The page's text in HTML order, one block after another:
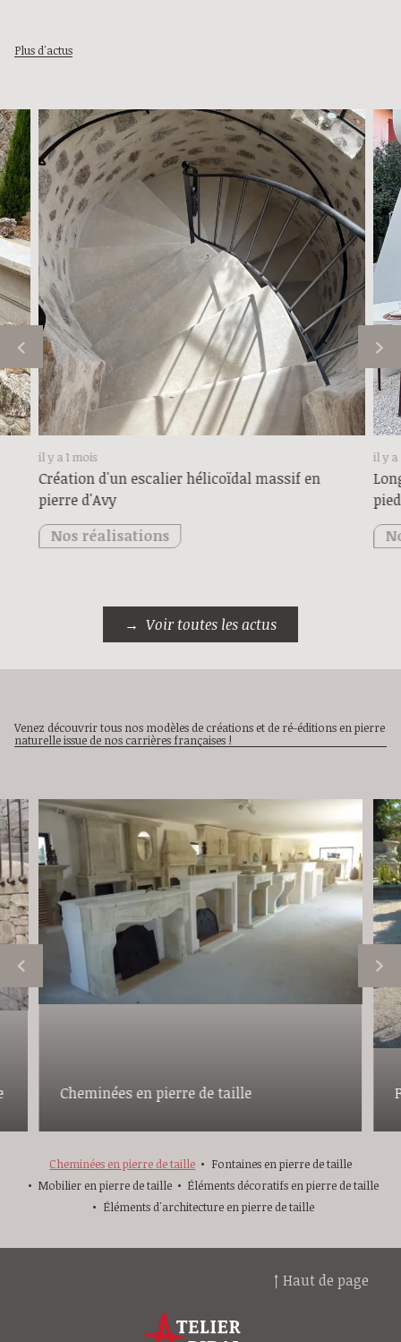
Plus d'actus
il y a 1 mois
Création d'un escalier hélicoïdal massif en
pierre d'Avy
Nos réalisations
il y a
Voir toutes les actus
Venez découvrir tous nos modèles de créations et de ré-éditions en pierre
naturelle issue de nos carrières françaises !
Cheminées en pierre de taille
Cheminées en pierre de taille
Fontaines en pierre de taille
Mobilier en pierre de taille
Éléments décoratifs en pierre de taille
Éléments d'architecture en pierre de taille
↑ Haut de page